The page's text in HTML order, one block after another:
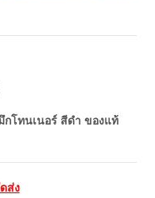
โทนเนอร์ สีดำ ของแท้
ส่ง